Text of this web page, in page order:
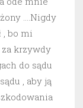
….Nigdy
, bo mi
krzywdy
do sądu
, aby ją